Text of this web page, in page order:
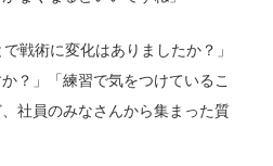
戦術に変化はありましたか？」
？」「練習で気をつけているこ
社員のみなさんから集まった質